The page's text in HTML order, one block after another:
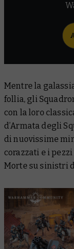
Mentre la
follia, gli
con la loro
d’Armata degli
di nuovissime
corazzati e i
Morte su sinistri